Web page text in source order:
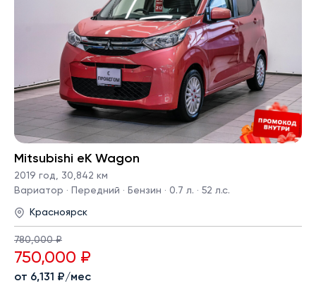
Mitsubishi eK Wagon
2019 год, 30,842 км
Вариатор · Передний · Бензин · 0.7 л. · 52 л.с.
Красноярск
780,000 ₽
750,000 ₽
от 6,131 ₽/мес